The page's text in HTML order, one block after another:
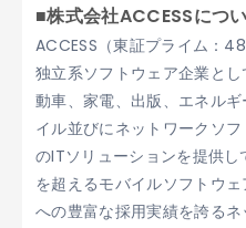
■株式会社ACCESSにつ
ACCESS（東証プライム：
独立系ソフトウェア企業と
動車、家電、出版、エネル
イル並びにネットワークソ
のITソリューションを提供し
を超えるモバイルソフトウ
への豊富な採用実績を誇る